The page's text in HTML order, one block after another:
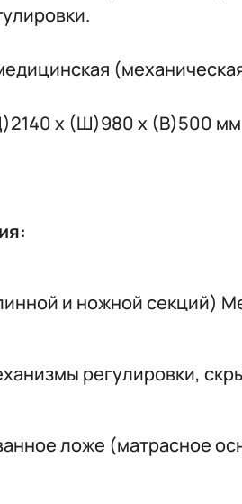
х (Ш)980 х (В)500 мм
и ножной секций)
регулировки,
ложе (матрасное